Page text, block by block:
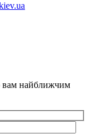
вам найближчим